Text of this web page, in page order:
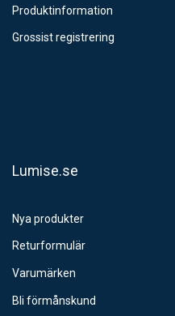
Produktinformation
Grossist registrering
Lumise.se
Nya produkter
Returformulär
Varumärken
Bli förmånskund